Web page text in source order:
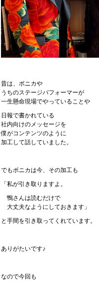
昔は、ボニカや
うちのステージパフォーマーが
一生懸命現場でやっていることや
日報で書かれている
社内向けのメッセージを
僕がコンテンツのように
加工して話していました。
でもボニカは今、その加工も
「私が引き取りますよ。
鴨さんは読むだけで
大丈夫なようにしておきます」
と手間を引き取ってくれています。
ありがたいです♪
なので今回も